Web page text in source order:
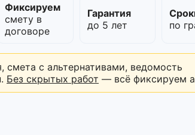
Фиксируем
смету в
договоре
Гарантия
до 5 лет
по
смета с альтернативами, ведомость
Без скрытых работ — всё фиксируем